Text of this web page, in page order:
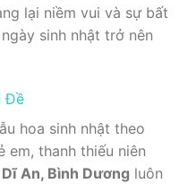
lại niềm vui và sự bất
sinh nhật trở nên
Đề
hoa sinh nhật theo
em, thanh thiếu niên
An, Bình Dương luôn